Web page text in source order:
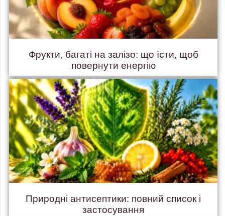
Фрукти, багаті на залізо: що їсти, щоб
повернути енергію
Природні антисептики: повний список і
застосування